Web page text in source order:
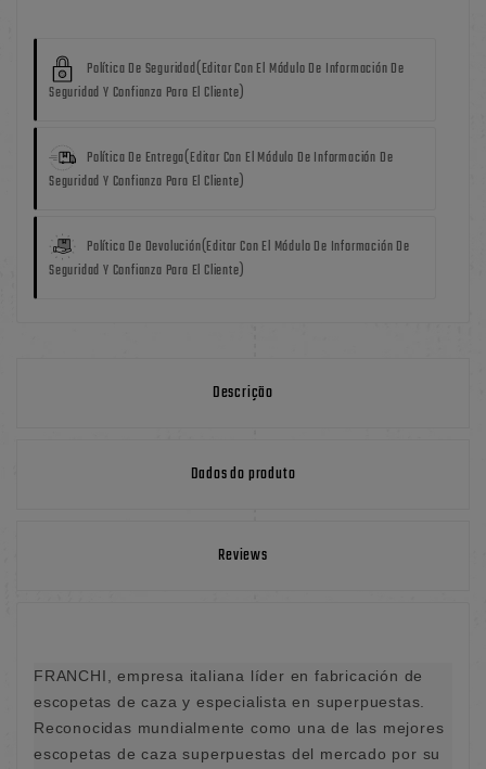
Política De Seguridad(editar Con El Módulo De Información De
Seguridad Y Confianza Para El Cliente)
Política De Entrega(editar Con El Módulo De Información De
Seguridad Y Confianza Para El Cliente)
Política De Devolución(editar Con El Módulo De Información De
Seguridad Y Confianza Para El Cliente)
Descrição
Dados do produto
Reviews
FRANCHI, empresa italiana líder en fabricación de
escopetas de caza y especialista en superpuestas.
Reconocidas mundialmente como una de las mejores
escopetas de caza superpuestas del mercado por su